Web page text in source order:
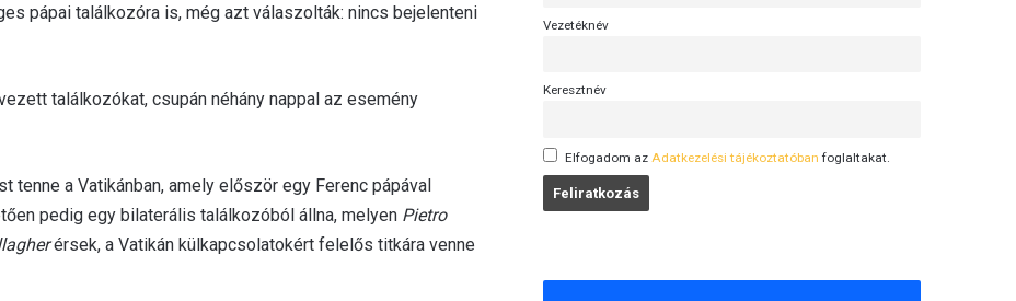
pápai találkozóra is, még azt válaszolták: nincs bejelenteni
találkozókat, csupán néhány nappal az esemény
tenne a Vatikánban, amely először egy Ferenc pápával
pedig egy bilaterális találkozóból állna, melyen Pietro
érsek, a Vatikán külkapcsolatokért felelős titkára venne
Vezetéknév
Keresztnév
Elfogadom az Adatkezelési tájékoztatóban foglaltakat.